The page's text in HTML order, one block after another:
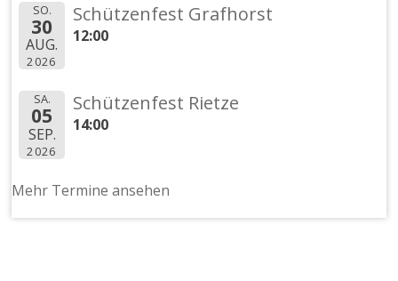
SO.
30
AUG.
2026
Schützenfest Grafhorst
12:00
SA.
05
SEP.
2026
Schützenfest Rietze
14:00
Mehr Termine ansehen